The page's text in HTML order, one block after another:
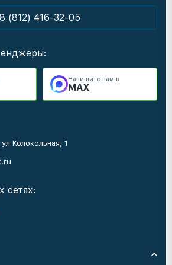
8 (812) 416-32-05
Напишите нам в
MAX
Колокольная, 1
сетях: